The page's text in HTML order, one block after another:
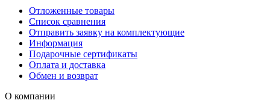
Отложенные товары
Список сравнения
Отправить заявку на комплектующие
Информация
Подарочные сертификаты
Оплата и доставка
Обмен и возврат
О компании